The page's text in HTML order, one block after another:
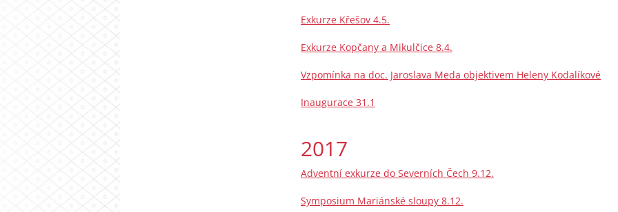
Exkurze Křešov 4.5.
Exkurze Kopčany a Mikulčice 8.4.
Vzpomínka na doc. Jaroslava Meda objektivem Heleny Kodalíkové
Inaugurace 31.1
2017
Adventní exkurze do Severních Čech 9.12.
Symposium Mariánské sloupy 8.12.